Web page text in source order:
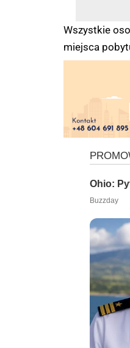
Wszystkie
miejsca